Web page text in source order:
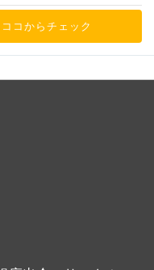
コからチェック